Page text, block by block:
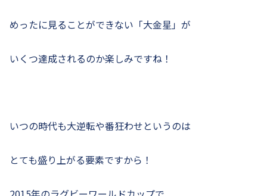
めったに見ることができない「大金星」が
いくつ達成されるのか楽しみですね！
いつの時代も大逆転や番狂わせというのは
とても盛り上がる要素ですから！